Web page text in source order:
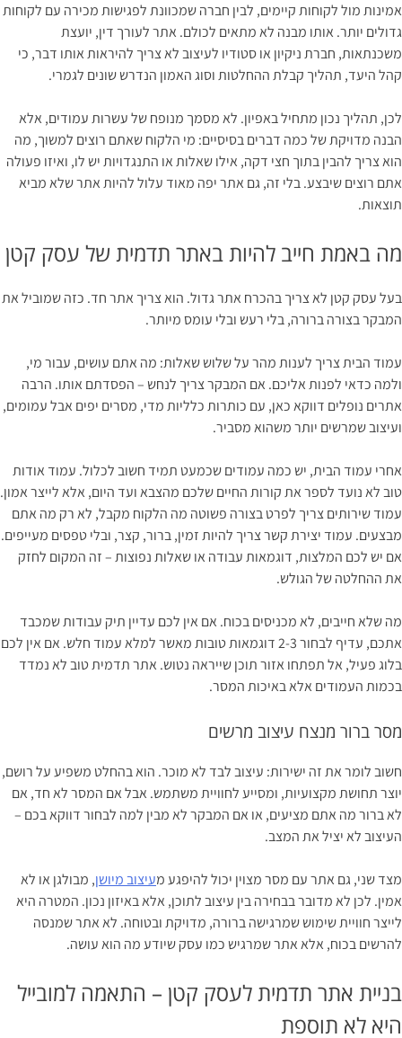
אמינות מול לקוחות קיימים, לבין חברה שמכוונת לפגישות מכירה עם לקוחות
גדולים יותר. אותו מבנה לא מתאים לכולם. אתר לעורך דין, יועצת
משכנתאות, חברת ניקיון או סטודיו לעיצוב לא צריך להיראות אותו דבר, כי
קהל היעד, תהליך קבלת ההחלטות וסוג האמון הנדרש שונים לגמרי.
לכן, תהליך נכון מתחיל באפיון. לא מסמך מנופח של עשרות עמודים, אלא
הבנה מדויקת של כמה דברים בסיסיים: מי הלקוח שאתם רוצים למשוך, מה
הוא צריך להבין בתוך חצי דקה, אילו שאלות או התנגדויות יש לו, ואיזו פעולה
אתם רוצים שיבצע. בלי זה, גם אתר יפה מאוד עלול להיות אתר שלא מביא
תוצאות.
מה באמת חייב להיות באתר תדמית של עסק קטן
בעל עסק קטן לא צריך בהכרח אתר גדול. הוא צריך אתר חד. כזה שמוביל את
המבקר בצורה ברורה, בלי רעש ובלי עומס מיותר.
עמוד הבית צריך לענות מהר על שלוש שאלות: מה אתם עושים, עבור מי,
ולמה כדאי לפנות אליכם. אם המבקר צריך לנחש – הפסדתם אותו. הרבה
אתרים נופלים דווקא כאן, עם כותרות כלליות מדי, מסרים יפים אבל עמומים,
ועיצוב שמרשים יותר משהוא מסביר.
אחרי עמוד הבית, יש כמה עמודים שכמעט תמיד חשוב לכלול. עמוד אודות
טוב לא נועד לספר את קורות החיים שלכם מהצבא ועד היום, אלא לייצר אמון.
עמוד שירותים צריך לפרט בצורה פשוטה מה הלקוח מקבל, לא רק מה אתם
מבצעים. עמוד יצירת קשר צריך להיות זמין, ברור, קצר, ובלי טפסים מעייפים.
אם יש לכם המלצות, דוגמאות עבודה או שאלות נפוצות – זה המקום לחזק
את ההחלטה של הגולש.
מה שלא חייבים, לא מכניסים בכוח. אם אין לכם עדיין תיק עבודות שמכבד
אתכם, עדיף לבחור 2-3 דוגמאות טובות מאשר למלא עמוד חלש. אם אין לכם
בלוג פעיל, אל תפתחו אזור תוכן שייראה נטוש. אתר תדמית טוב לא נמדד
בכמות העמודים אלא באיכות המסר.
מסר ברור מנצח עיצוב מרשים
חשוב לומר את זה ישירות: עיצוב לבד לא מוכר. הוא בהחלט משפיע על רושם,
יוצר תחושת מקצועיות, ומסייע לחוויית משתמש. אבל אם המסר לא חד, אם
לא ברור מה אתם מציעים, או אם המבקר לא מבין למה לבחור דווקא בכם –
העיצוב לא יציל את המצב.
מצד שני, גם אתר עם מסר מצוין יכול להיפגע מעיצוב מיושן, מבולגן או לא
אמין. לכן לא מדובר בבחירה בין עיצוב לתוכן, אלא באיזון נכון. המטרה היא
לייצר חוויית שימוש שמרגישה ברורה, מדויקת ובטוחה. לא אתר שמנסה
להרשים בכוח, אלא אתר שמרגיש כמו עסק שיודע מה הוא עושה.
בניית אתר תדמית לעסק קטן – התאמה למובייל
היא לא תוספת